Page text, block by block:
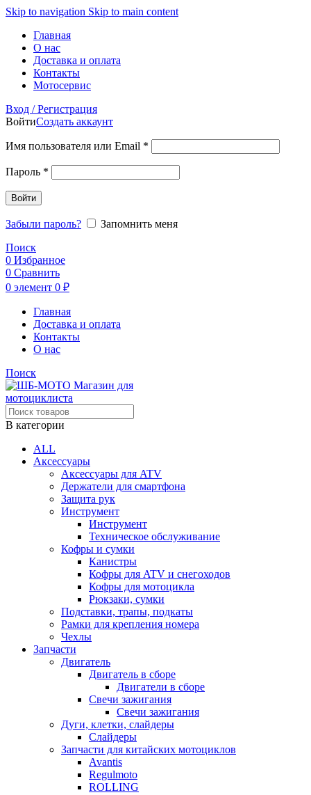
Skip to navigation Skip to main content
Главная
О нас
Доставка и оплата
Контакты
Мотосервис
Вход / Регистрация
ВойтиСоздать аккаунт
Имя пользователя или Email *
Пароль *
Войти
Забыли пароль?
Запомнить меня
Поиск
0 Избранное
0 Сравнить
0 элемент 0 ₽
Главная
Доставка и оплата
Контакты
О нас
Поиск
В категории
ALL
Аксессуары
Аксессуары для ATV
Держатели для смартфона
Защита рук
Инструмент
Инструмент
Техническое обслуживание
Кофры и сумки
Канистры
Кофры для ATV и снегоходов
Кофры для мотоцикла
Рюкзаки, сумки
Подставки, трапы, подкаты
Рамки для крепления номера
Чехлы
Запчасти
Двигатель
Двигатель в сборе
Двигатели в сборе
Свечи зажигания
Свечи зажигания
Дуги, клетки, слайдеры
Слайдеры
Запчасти для китайских мотоциклов
Avantis
Regulmoto
ROLLING